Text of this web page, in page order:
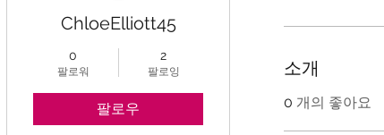
소개
0 개의 좋아요
ChloeElliott45
0
팔로워
2
팔로잉
팔로우